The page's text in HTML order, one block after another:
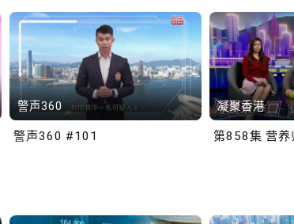
警声360
警声360 #101
凝聚香港